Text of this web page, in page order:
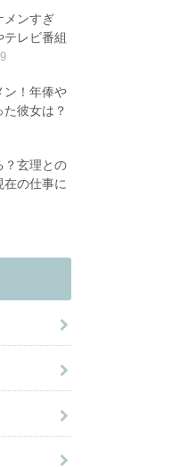
メンすぎ
レビ番組
ン！年俸や
彼女は？
？玄理との
の仕事に